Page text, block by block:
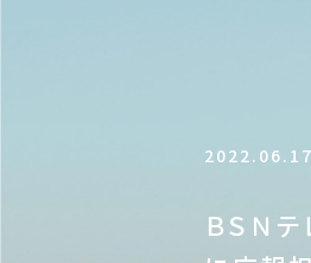
ＢＳＮ